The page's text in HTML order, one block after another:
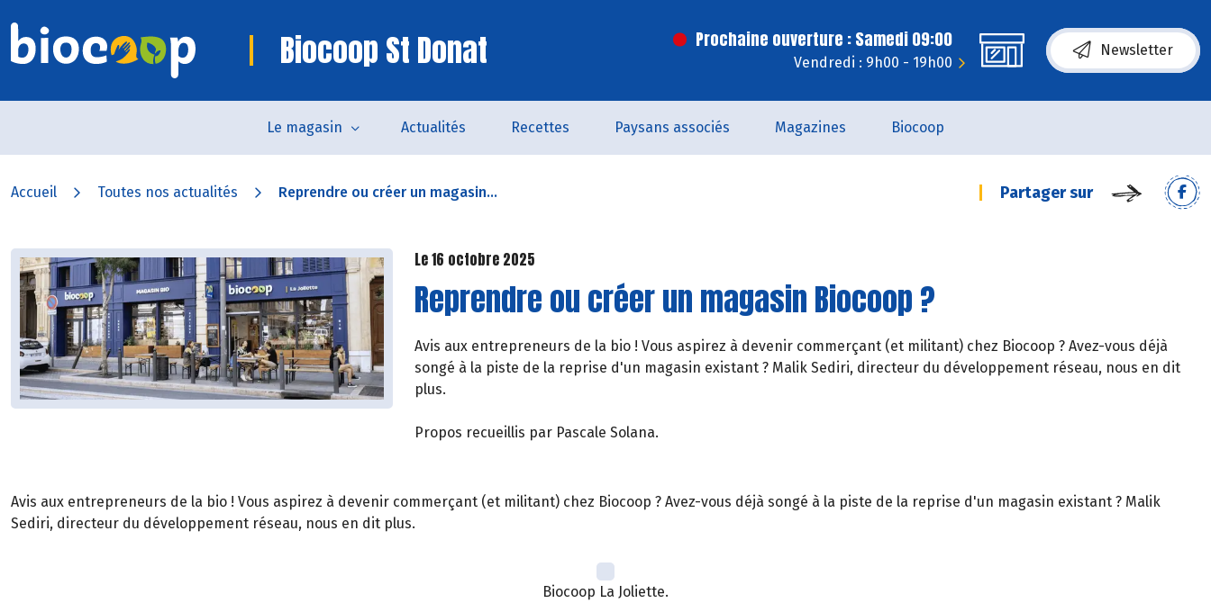
Biocoop St Donat Prochaine ouverture : Samedi 09:00
Vendredi : 9h00 - 19h00
Newsletter
Le magasin Actualités Recettes Paysans associés Magazines Biocoop
Accueil Toutes nos actualités Reprendre ou créer un magasin... Partager sur
Le 16 octobre 2025
Reprendre ou créer un magasin Biocoop ?
Avis aux entrepreneurs de la bio ! Vous aspirez à devenir commerçant (et militant) chez Biocoop ? Avez-vous déjà
songé à la piste de la reprise d'un magasin existant ? Malik Sediri, directeur du développement réseau, nous en dit
plus.
Propos recueillis par Pascale Solana.
Avis aux entrepreneurs de la bio ! Vous aspirez à devenir commerçant (et militant) chez Biocoop ? Avez-vous déjà songé à la piste de la reprise d'un magasin existant ? Malik
Sediri, directeur du développement réseau, nous en dit plus.
Biocoop La Joliette.